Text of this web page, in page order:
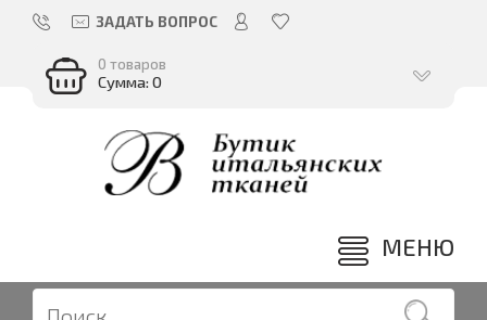
ЗАДАТЬ ВОПРОС
0 товаров
Сумма: 0
МЕНЮ